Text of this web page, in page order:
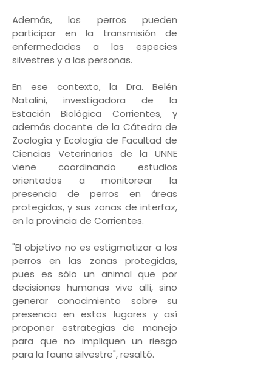
Además, los perros pueden
participar en la transmisión de
enfermedades a las especies
silvestres y a las personas.
En ese contexto, la Dra. Belén
Natalini, investigadora de la
Estación Biológica Corrientes, y
además docente de la Cátedra de
Zoología y Ecología de Facultad de
Ciencias Veterinarias de la UNNE
viene coordinando estudios
orientados a monitorear la
presencia de perros en áreas
protegidas, y sus zonas de interfaz,
en la provincia de Corrientes.
"El objetivo no es estigmatizar a los
perros en las zonas protegidas,
pues es sólo un animal que por
decisiones humanas vive allí, sino
generar conocimiento sobre su
presencia en estos lugares y así
proponer estrategias de manejo
para que no impliquen un riesgo
para la fauna silvestre", resaltó.